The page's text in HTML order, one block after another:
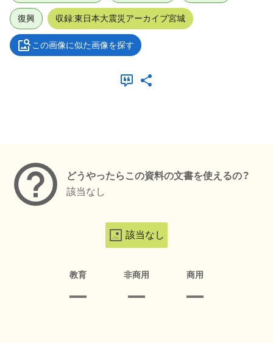
復興 収録:東日本大震災アーカイブ宮城
この画像に似た画像を探す
どうやったらこの資料の文書を使えるの？
該当なし
該当なし
教育 非商用 商用